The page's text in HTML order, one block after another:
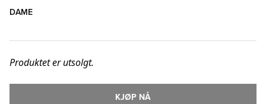
DAME
Produktet er utsolgt.
KJØP NÅ